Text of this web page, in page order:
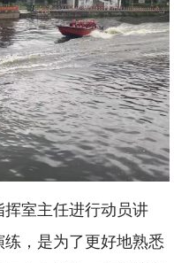
室主任进行动员讲
，是为了更好地熟悉